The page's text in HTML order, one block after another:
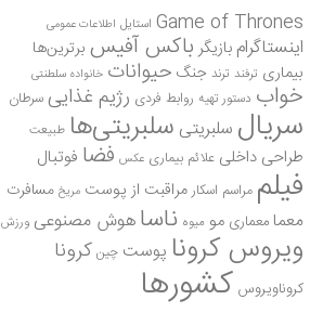
Game of Thrones استایل اطلاعات عمومی
اینستاگرام بازیگر باکس آفیس برترین‌ها
بیماری ترفند ترند جنگ حیوانات خانواده سلطنتی
خواب دستور تهیه روابط فردی رژیم غذاییسرطان
سریال سلبریتی سلبریتی‌ها طبیعت
طراحی داخلی علائم بیماری عکس فضا فوتبال
فیلم مراسم اسکارمراقبت از پوست مریخ مسافرت
معمامعماری مو میوه ناساهوش مصنوعی ورزش
ویروس کرونا پوست چین کرونا
کروناویروس کشورها